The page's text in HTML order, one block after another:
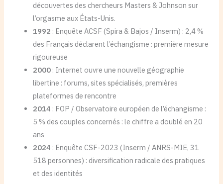
découvertes des chercheurs Masters & Johnson sur
l’orgasme aux États-Unis.
1992 : Enquête ACSF (Spira & Bajos / Inserm) : 2,4 %
des Français déclarent l’échangisme : première mesure
rigoureuse
2000 : Internet ouvre une nouvelle géographie
libertine : forums, sites spécialisés, premières
plateformes de rencontre
2014 : FOP / Observatoire européen de l’échangisme :
5 % des couples concernés : le chiffre a doublé en 20
ans
2024 : Enquête CSF-2023 (Inserm / ANRS-MIE, 31
518 personnes) : diversification radicale des pratiques
et des identités